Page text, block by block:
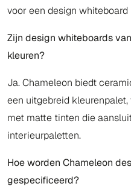
voor een design
Zijn design whiteboards
kleuren?
Ja. Chameleon biedt
een uitgebreid
met matte tinten die
interieurpaletten.
Hoe worden Chameleon
gespecificeerd?